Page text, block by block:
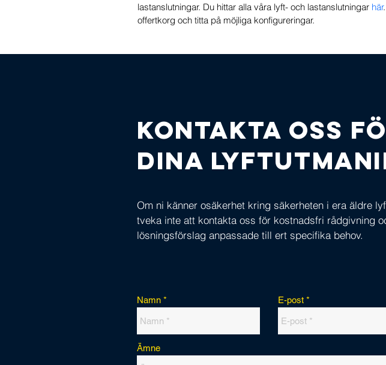
lastanslutningar. Du hittar alla våra lyft- och lastanslutningar här
offertkorg och titta på möjliga konfigureringar.
Kontakta oss
dina
Om ni känner osäkerhet kring säkerheten i era äldre
tveka inte att kontakta oss för kostnadsfri rådgivning
lösningsförslag anpassade till ert specifika behov.
Namn E-post
Ämne